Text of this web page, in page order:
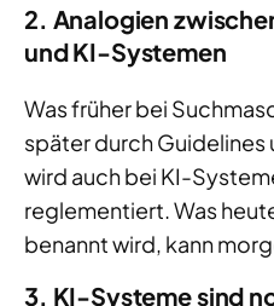
2. Analogien
und KI-Systemen
Was früher bei
später durch
wird auch bei KI-
reglementiert. Was
benannt wird, kann
3. KI-Systeme sind